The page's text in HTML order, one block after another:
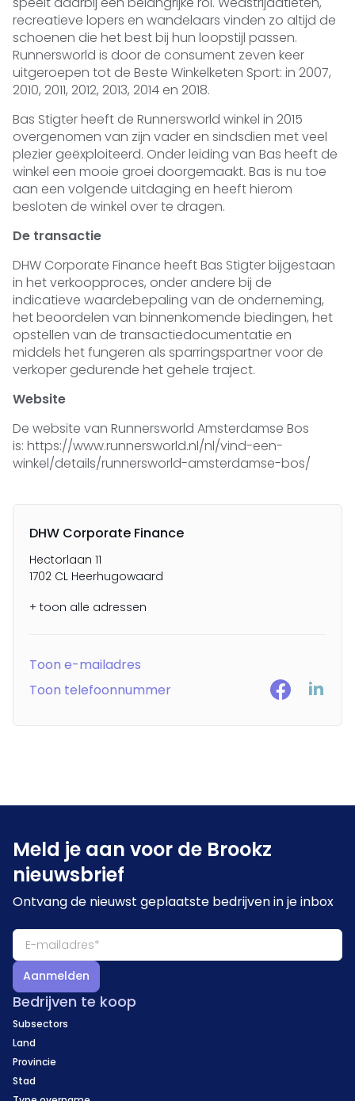
recreatieve lopers en wandelaars vinden zo altijd de
schoenen die het best bij hun loopstijl passen.
Runnersworld is door de consument zeven keer
uitgeroepen tot de Beste Winkelketen Sport: in 2007,
2010, 2011, 2012, 2013, 2014 en 2018.
Bas Stigter heeft de Runnersworld winkel in 2015
overgenomen van zijn vader en sindsdien met veel
plezier geëxploiteerd. Onder leiding van Bas heeft de
winkel een mooie groei doorgemaakt. Bas is nu toe
aan een volgende uitdaging en heeft hierom
besloten de winkel over te dragen.
De transactie
DHW Corporate Finance heeft Bas Stigter bijgestaan
in het verkoopproces, onder andere bij de
indicatieve waardebepaling van de onderneming,
het beoordelen van binnenkomende biedingen, het
opstellen van de transactiedocumentatie en
middels het fungeren als sparringspartner voor de
verkoper gedurende het gehele traject.
Website
De website van Runnersworld Amsterdamse Bos
is: https://www.runnersworld.nl/nl/vind-een-
winkel/details/runnersworld-amsterdamse-bos/
DHW Corporate Finance
Hectorlaan 11
1702 CL Heerhugowaard
+ toon alle adressen
Toon e-mailadres
Toon telefoonnummer
Meld je aan voor de Brookz
nieuwsbrief
Ontvang de nieuwst geplaatste bedrijven in je inbox
Aanmelden
Bedrijven te koop
Subsectors
Land
Provincie
Stad